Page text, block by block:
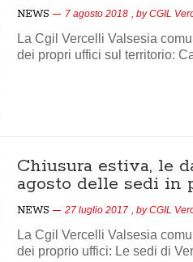
NEWS 7 agosto 2018 , byCGIL
La Cgil Vercelli Valsesia
dei propri uffici sul territorio:
Chiusura estiva, le
agosto delle sedi in
NEWS 27 luglio 2017 , byCGIL
La Cgil Vercelli Valsesia
dei proprio uffici: Le sedi di